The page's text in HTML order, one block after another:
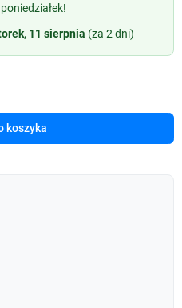
11 sierpnia (za 2 dni)
koszyka